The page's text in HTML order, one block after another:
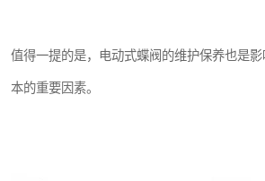
值得一提的是，电动式蝶阀的维护保养也是
本的重要因素。